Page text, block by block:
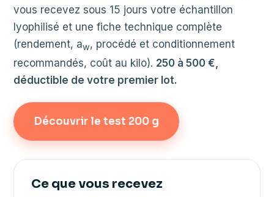
vous recevez sous 15 jours votre échantillon
lyophilisé et une fiche technique complète
(rendement, aw, procédé et conditionnement
recommandés, coût au kilo). 250 à 500 €,
déductible de votre premier lot.
Découvrir le test 200 g
Ce que vous recevez